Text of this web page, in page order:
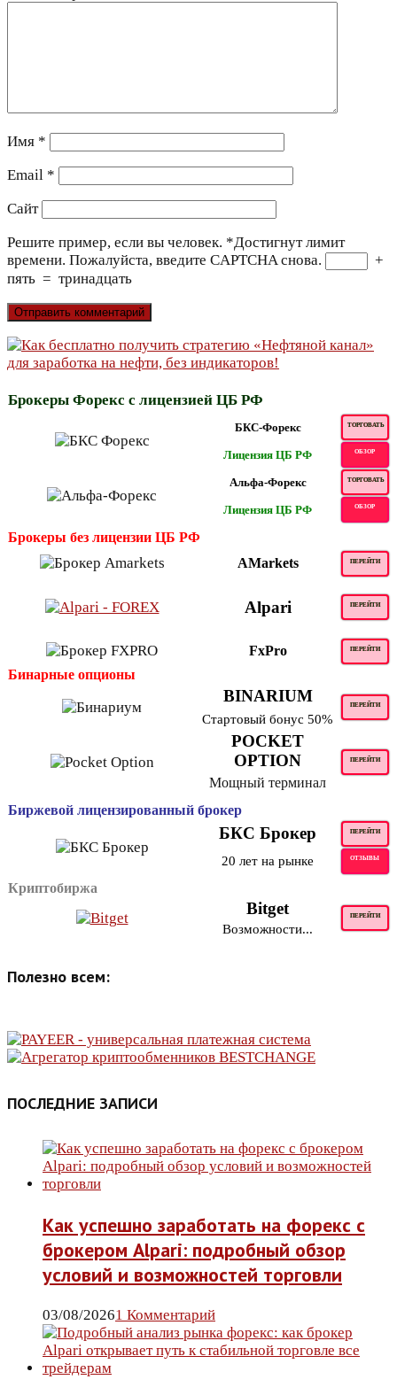
Имя *
Email *
Сайт
Решите пример, если вы человек. *Достигнут лимит
времени. Пожалуйста, введите CAPTCHA снова.
+
пять = тринадцать
Брокеры Форекс с лицензией ЦБ РФ
БКС-Форекс ТОРГОВАТЬ
Лицензия ЦБ РФ ОБЗОР
Альфа-Форекс ТОРГОВАТЬ
Лицензия ЦБ РФ ОБЗОР
Брокеры без лицензии ЦБ РФ
AMarkets
ПЕРЕЙТИ
Alpari ПЕРЕЙТИ
FxPro ПЕРЕЙТИ
Бинарные опционы
BINARIUM ПЕРЕЙТИ
Стартовый бонус 50%
POCKET
OPTION
ПЕРЕЙТИ
Мощный терминал
Биржевой лицензированный брокер
БКС Брокер ПЕРЕЙТИ
20 лет на рынке ОТЗЫВЫ
Криптобиржа
Bitget ПЕРЕЙТИ
Возможности...
Полезно всем:
ПОСЛЕДНИЕ ЗАПИСИ
Как успешно заработать на форекс с
брокером Alpari: подробный обзор
условий и возможностей торговли
03/08/20261 Комментарий